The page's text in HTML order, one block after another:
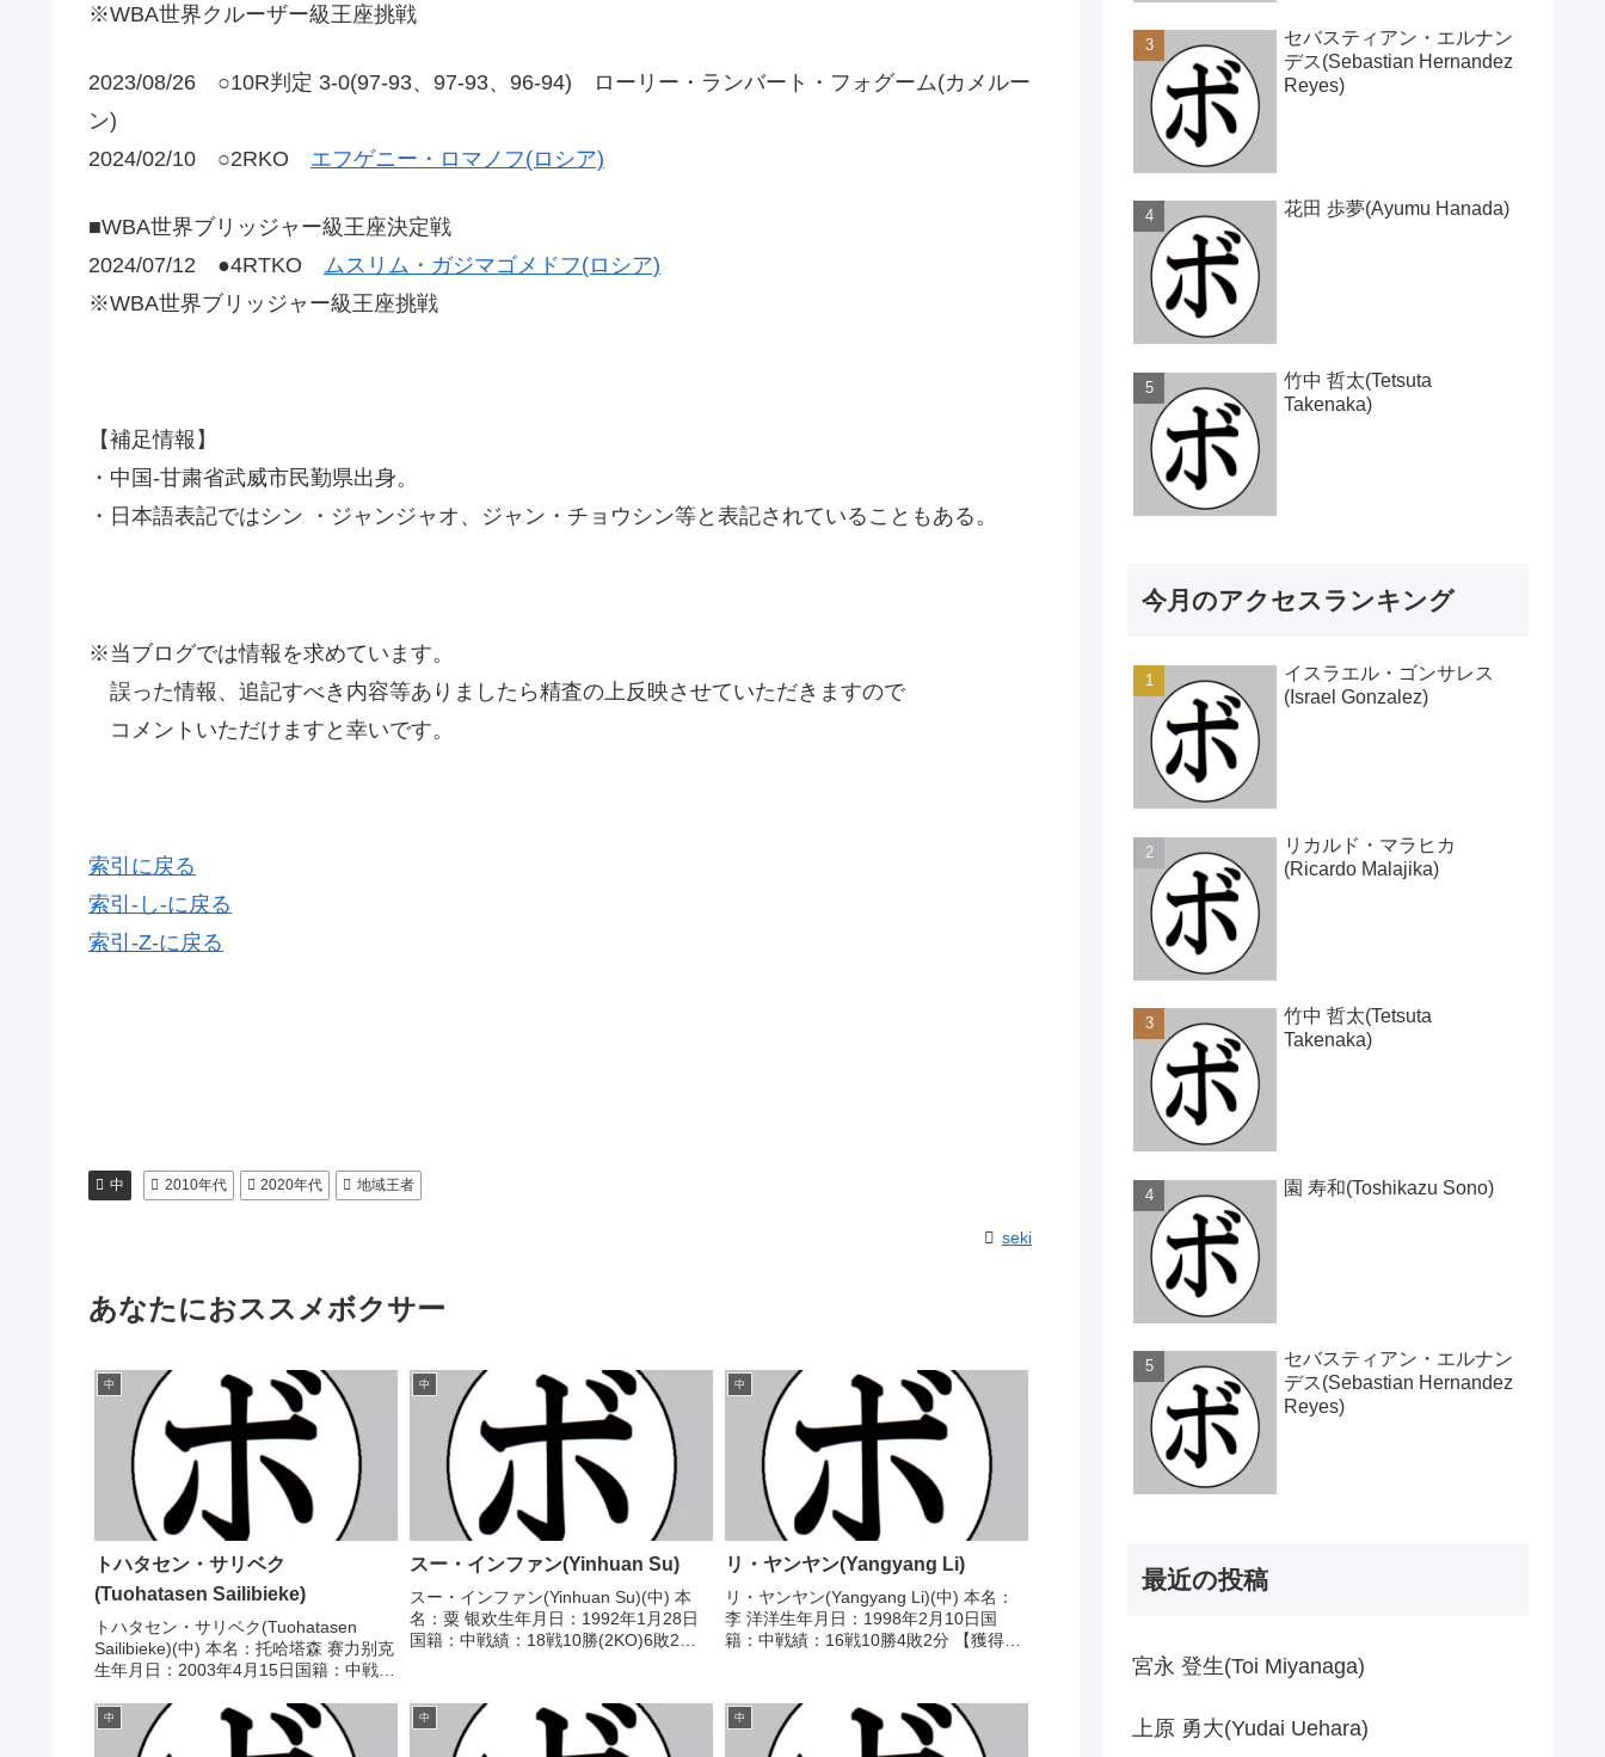
※WBA世界クルーザー級王座挑戦
2023/08/26 ○10R判定 3-0(97-93、97-93、96-94) ローリー・ランバート・フォグーム(カメルー
ン)
2024/02/10 ○2RKO エフゲニー・ロマノフ(ロシア)
■WBA世界ブリッジャー級王座決定戦
2024/07/12 ●4RTKO ムスリム・ガジマゴメドフ(ロシア)
※WBA世界ブリッジャー級王座挑戦
【補足情報】
・中国-甘粛省武威市民勤県出身。
・日本語表記ではシン ・ジャンジャオ、ジャン・チョウシン等と表記されていることもある。
※当ブログでは情報を求めています。
誤った情報、追記すべき内容等ありましたら精査の上反映させていただきますので
コメントいただけますと幸いです。
索引に戻る
索引-し-に戻る
索引-Z-に戻る
中 2010年代 2020年代 地域王者
seki
あなたにおススメボクサー
中
トハタセン・サリベク
(Tuohatasen Sailibieke)
トハタセン・サリベク(Tuohatasen
Sailibieke)(中) 本名：托哈塔森 赛力别克
生年月日：2003年4月15日国籍：中戦
なし 【戦歴】2023/09/08 ○1RTKO
チェン・...
中
スー・インファン(Yinhuan Su)
スー・インファン(Yinhuan Su)(中) 本
名：粟 银欢生年月日：1992年1月28日
国籍：中戦績：18戦10勝(2KO)6敗2
2016/03/25 △4R判定 (...
中
リ・ヤンヤン(Yangyang Li)
リ・ヤンヤン(Yangyang Li)(中) 本名：
李 洋洋生年月日：1998年2月10日国
籍：中戦績：16戦10勝4敗2分 【獲得タ
38、...
中 中 中
セバスティアン・エルナン
デス(Sebastian Hernandez
Reyes)
花田 歩夢(Ayumu Hanada)
竹中 哲太(Tetsuta
Takenaka)
今月のアクセスランキング
イスラエル・ゴンサレス
(Israel Gonzalez)
リカルド・マラヒカ
(Ricardo Malajika)
竹中 哲太(Tetsuta
Takenaka)
園 寿和(Toshikazu Sono)
セバスティアン・エルナン
デス(Sebastian Hernandez
Reyes)
最近の投稿
宮永 登生(Toi Miyanaga)
上原 勇大(Yudai Uehara)